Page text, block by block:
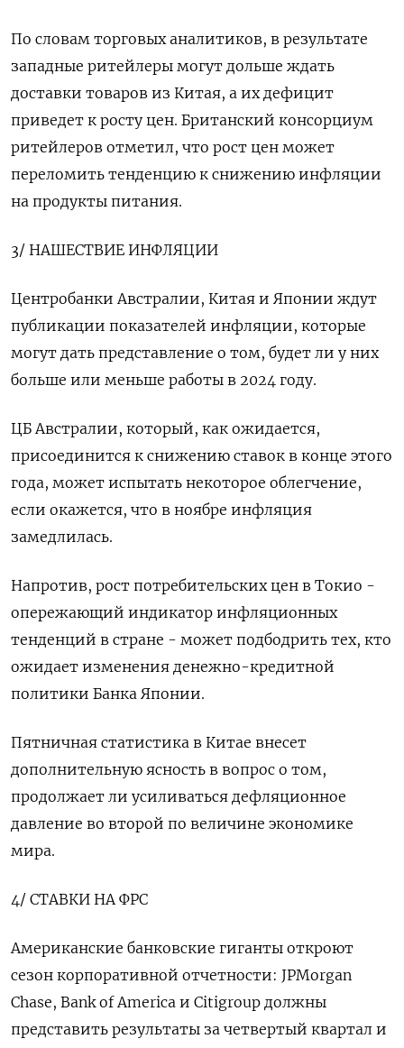
По словам торговых аналитиков, в результате
западные ритейлеры могут дольше ждать
доставки товаров из Китая, а их дефицит
приведет к росту цен. Британский консорциум
ритейлеров отметил, что рост цен может
переломить тенденцию к снижению инфляции
на продукты питания.
3/ НАШЕСТВИЕ ИНФЛЯЦИИ
Центробанки Австралии, Китая и Японии ждут
публикации показателей инфляции, которые
могут дать представление о том, будет ли у них
больше или меньше работы в 2024 году.
ЦБ Австралии, который, как ожидается,
присоединится к снижению ставок в конце этого
года, может испытать некоторое облегчение,
если окажется, что в ноябре инфляция
замедлилась.
Напротив, рост потребительских цен в Токио -
опережающий индикатор инфляционных
тенденций в стране - может подбодрить тех, кто
ожидает изменения денежно-кредитной
политики Банка Японии.
Пятничная статистика в Китае внесет
дополнительную ясность в вопрос о том,
продолжает ли усиливаться дефляционное
давление во второй по величине экономике
мира.
4/ СТАВКИ НА ФРС
Американские банковские гиганты откроют
сезон корпоративной отчетности: JPMorgan
Chase, Bank of America и Citigroup должны
представить результаты за четвертый квартал и